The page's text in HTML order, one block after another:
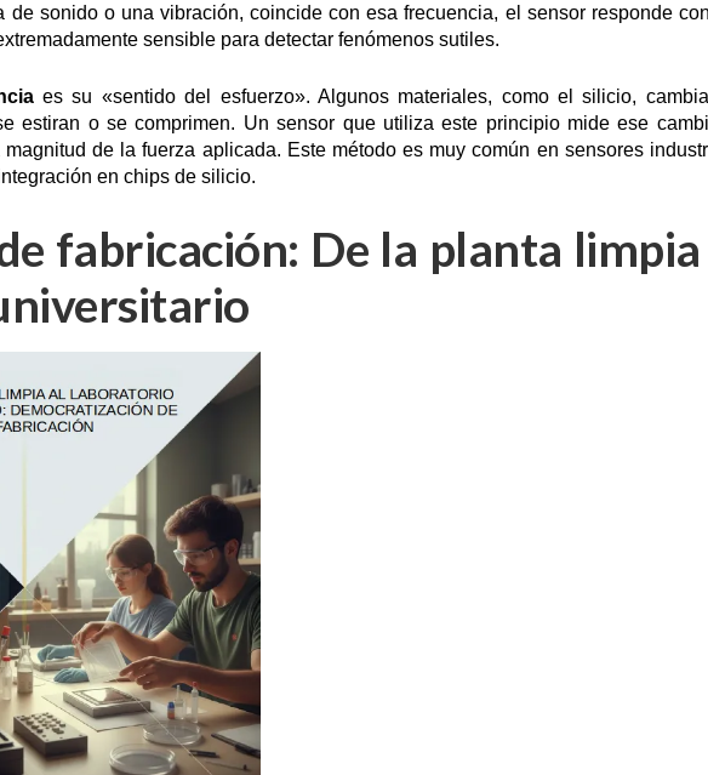
de sonido o una vibración, coincide con esa frecuencia, el sensor responde
sensible para detectar fenómenos sutiles.
es su «sentido del esfuerzo». Algunos materiales, como el silicio,
estiran o se comprimen. Un sensor que utiliza este principio mide ese
de la fuerza aplicada. Este método es muy común en sensores
en chips de silicio.
fabricación: De la planta